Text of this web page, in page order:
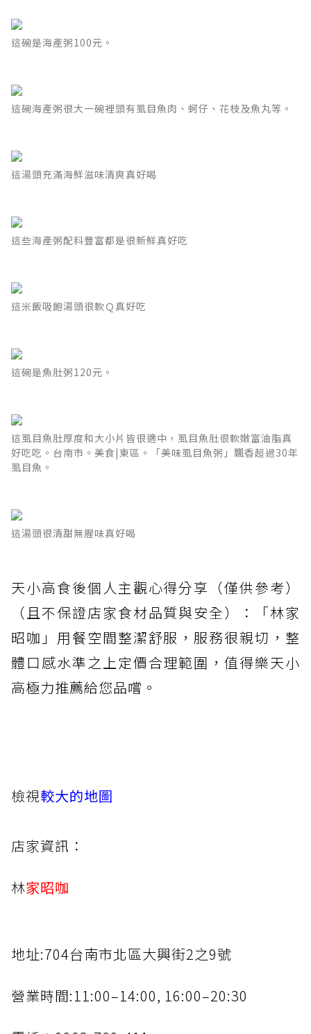
這碗是海產粥100元。
這碗海產粥很大一碗裡頭有虱目魚肉、蚵仔、花枝及魚丸等。
這湯頭充滿海鮮滋味清爽真好喝
這些海產粥配料豐富都是很新鮮真好吃
這米飯吸飽湯頭很軟Ｑ真好吃
這碗是魚肚粥120元。
這虱目魚肚厚度和大小片皆很適中，虱目魚肚很軟嫩富油脂真
好吃吃。台南市。美食|東區。「美味虱目魚粥」飄香超過30年
虱目魚。
這湯頭很清甜無腥味真好喝
天小高食後個人主觀心得分享（僅供參考）
（且不保證店家食材品質與安全）：「林家
昭咖」用餐空間整潔舒服，服務很親切，整
體口感水準之上定價合理範圍，值得樂天小
高極力推薦給您品嚐。
檢視較大的地圖
店家資訊：
林家昭咖
地址:704台南市北區大興街2之9號
營業時間:11:00–14:00, 16:00–20:30